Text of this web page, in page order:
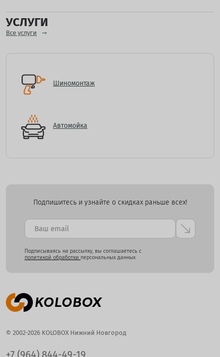
УСЛУГИ
Все услуги
Шиномонтаж
Автомойка
Подпишитесь и узнайте о скидках раньше всех!
Подписываясь на рассылку, вы соглашаетесь с
политикой обработки персональных данных
© 2002-2026 KOLOBOX Нижний Новгород